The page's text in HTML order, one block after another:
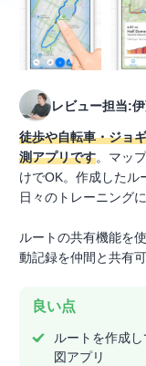
レビュー担当:
徒歩や自転車・ジョ
測アプリです。マッ
けでOK。作成したル
日々のトレーニング
ルートの共有機能を
動記録を仲間と共有可
良い点
ルートを作成
図アプリ